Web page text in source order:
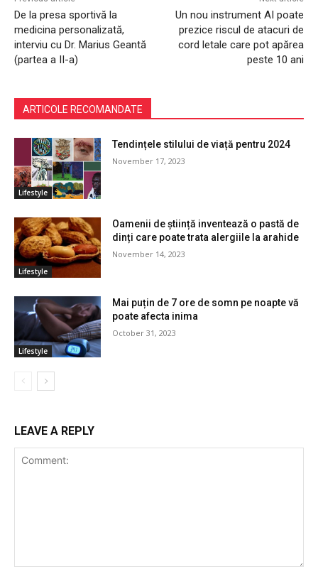
De la presa sportivă la
medicina personalizată,
interviu cu Dr. Marius Geantă
(partea a II-a)
Un nou instrument AI poate
prezice riscul de atacuri de
cord letale care pot apărea
peste 10 ani
ARTICOLE RECOMANDATE
Lifestyle
Tendințele stilului de viață pentru 2024
November 17, 2023
Lifestyle
Oamenii de știință inventează o pastă de
dinți care poate trata alergiile la arahide
November 14, 2023
Lifestyle
Mai puțin de 7 ore de somn pe noapte vă
poate afecta inima
October 31, 2023
LEAVE A REPLY